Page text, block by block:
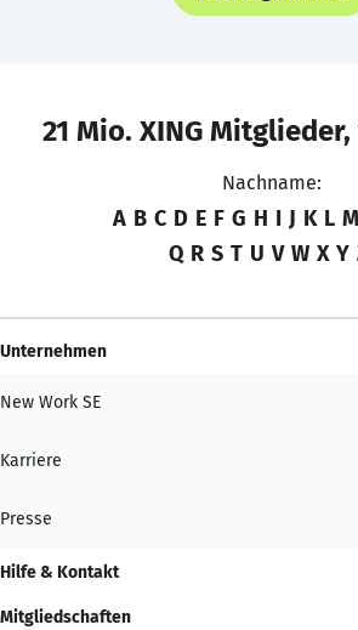
21 Mio. XING
Nachname:
A B C D E F G H I J K L M
Q R S T U V W X Y
Unternehmen
New Work SE
Karriere
Presse
Hilfe & Kontakt
Mitgliedschaften